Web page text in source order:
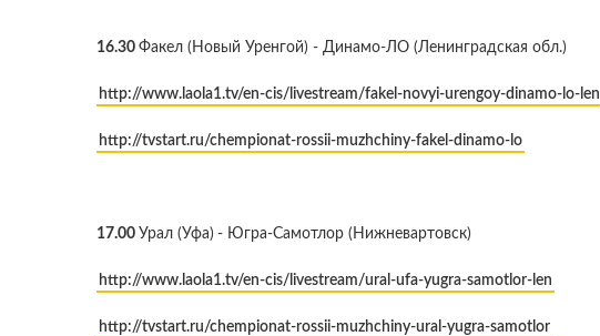
16.30 Факел (Новый Уренгой) - Динамо-ЛО (Ленинградская обл.)
http://www.laola1.tv/en-cis/livestream/fakel-novyi-urengoy-dinamo-lo-len
http://tvstart.ru/chempionat-rossii-muzhchiny-fakel-dinamo-lo
17.00 Урал (Уфа) - Югра-Самотлор (Нижневартовск)
http://www.laola1.tv/en-cis/livestream/ural-ufa-yugra-samotlor-len
http://tvstart.ru/chempionat-rossii-muzhchiny-ural-yugra-samotlor